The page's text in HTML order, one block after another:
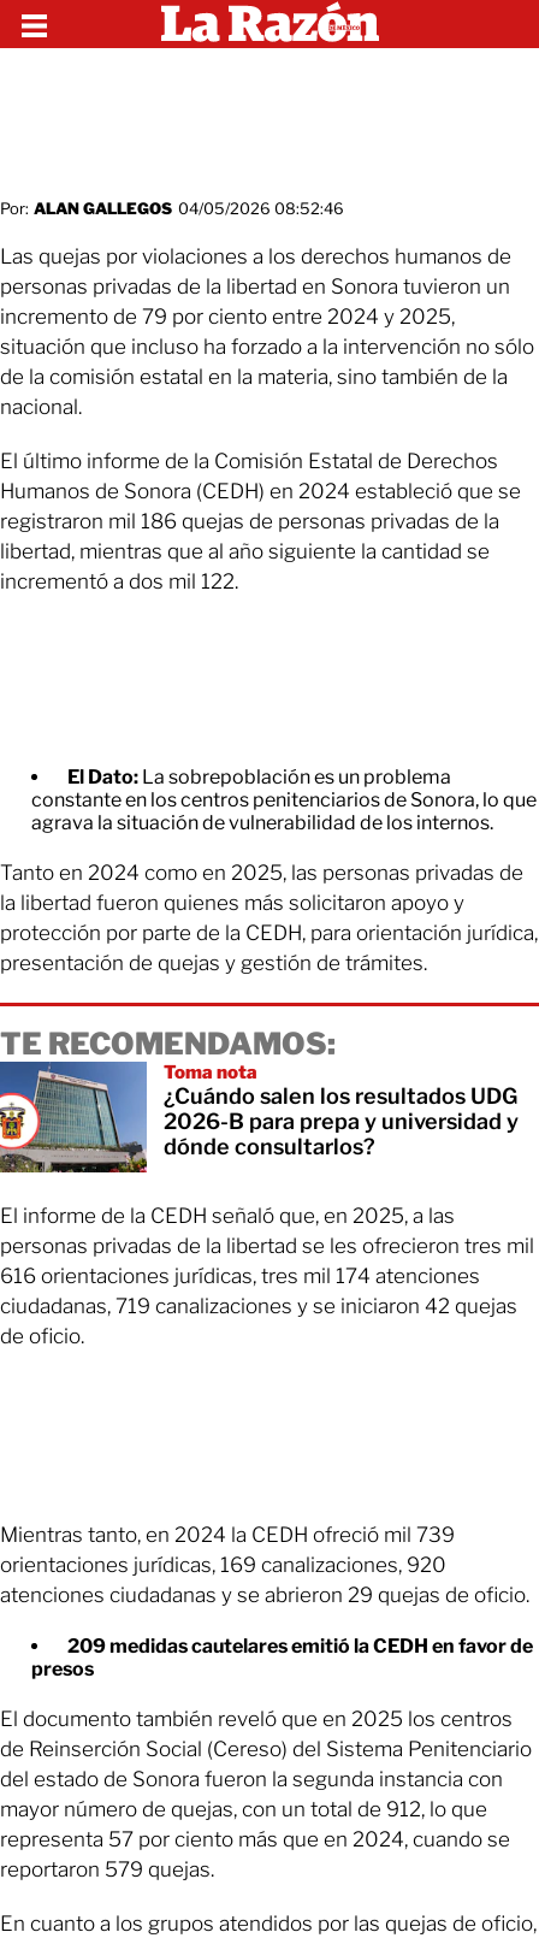
Por: ALAN GALLEGOS 04/05/2026 08:52:46
Las quejas por violaciones a los derechos humanos de
personas privadas de la libertad en Sonora tuvieron un
incremento de 79 por ciento entre 2024 y 2025,
situación que incluso ha forzado a la intervención no sólo
de la comisión estatal en la materia, sino también de la
nacional.
El último informe de la Comisión Estatal de Derechos
Humanos de Sonora (CEDH) en 2024 estableció que se
registraron mil 186 quejas de personas privadas de la
libertad, mientras que al año siguiente la cantidad se
incrementó a dos mil 122.
El Dato: La sobrepoblación es un problema
constante en los centros penitenciarios de Sonora, lo que
agrava la situación de vulnerabilidad de los internos.
Tanto en 2024 como en 2025, las personas privadas de
la libertad fueron quienes más solicitaron apoyo y
protección por parte de la CEDH, para orientación jurídica,
presentación de quejas y gestión de trámites.
TE RECOMENDAMOS:
Toma nota
¿Cuándo salen los resultados UDG
2026-B para prepa y universidad y
dónde consultarlos?
El informe de la CEDH señaló que, en 2025, a las
personas privadas de la libertad se les ofrecieron tres mil
616 orientaciones jurídicas, tres mil 174 atenciones
ciudadanas, 719 canalizaciones y se iniciaron 42 quejas
de oficio.
Mientras tanto, en 2024 la CEDH ofreció mil 739
orientaciones jurídicas, 169 canalizaciones, 920
atenciones ciudadanas y se abrieron 29 quejas de oficio.
209 medidas cautelares emitió la CEDH en favor de
presos
El documento también reveló que en 2025 los centros
de Reinserción Social (Cereso) del Sistema Penitenciario
del estado de Sonora fueron la segunda instancia con
mayor número de quejas, con un total de 912, lo que
representa 57 por ciento más que en 2024, cuando se
reportaron 579 quejas.
En cuanto a los grupos atendidos por las quejas de oficio,